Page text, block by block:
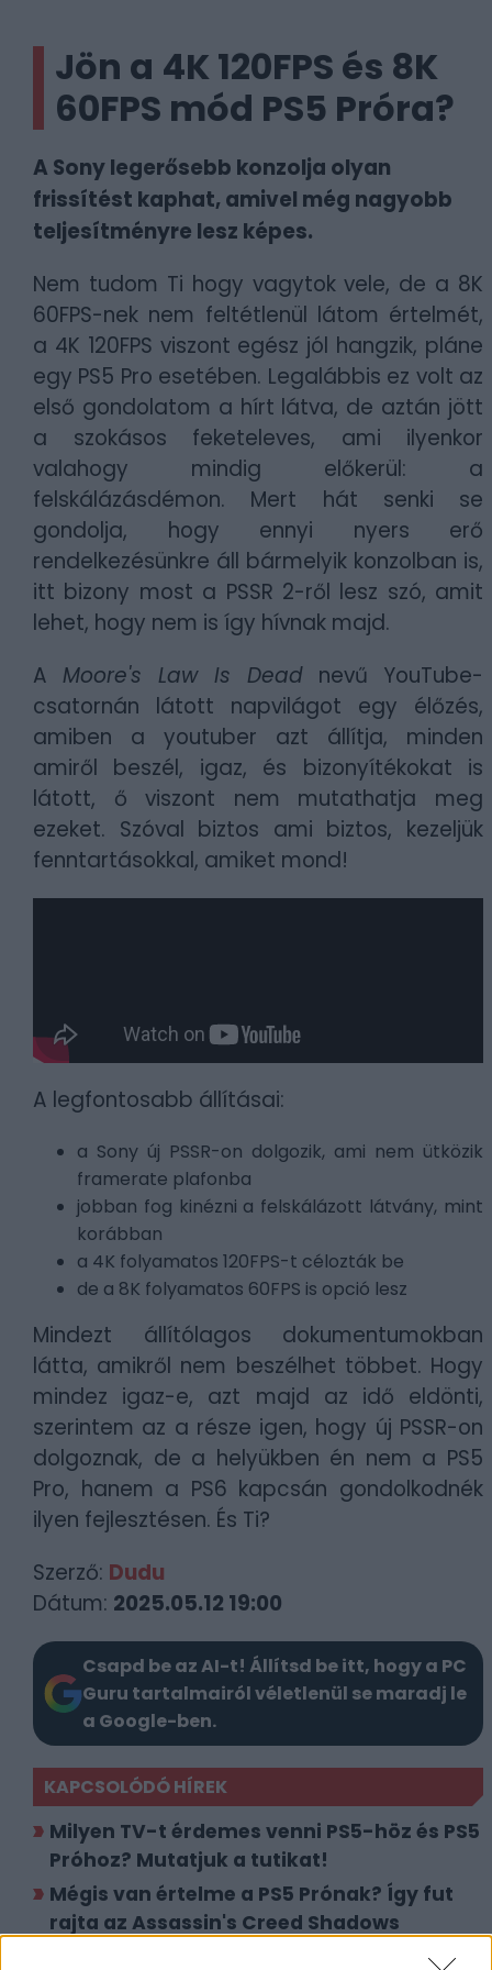
Jön a 4K 120FPS és 8K
60FPS mód PS5 Próra?
A Sony legerősebb konzolja olyan
frissítést kaphat, amivel még nagyobb
teljesítményre lesz képes.
Nem tudom Ti hogy vagytok vele, de a 8K
60FPS-nek nem feltétlenül látom értelmét,
a 4K 120FPS viszont egész jól hangzik, pláne
egy PS5 Pro esetében. Legalábbis ez volt az
első gondolatom a hírt látva, de aztán jött
a szokásos feketeleves, ami ilyenkor
valahogy mindig előkerül: a
felskálázásdémon. Mert hát senki se
gondolja, hogy ennyi nyers erő
rendelkezésünkre áll bármelyik konzolban is,
itt bizony most a PSSR 2-ről lesz szó, amit
lehet, hogy nem is így hívnak majd.
A Moore's Law Is Dead nevű YouTube-
csatornán látott napvilágot egy élőzés,
amiben a youtuber azt állítja, minden
amiről beszél, igaz, és bizonyítékokat is
látott, ő viszont nem mutathatja meg
ezeket. Szóval biztos ami biztos, kezeljük
fenntartásokkal, amiket mond!
A legfontosabb állításai:
a Sony új PSSR-on dolgozik, ami nem ütközik
framerate plafonba
jobban fog kinézni a felskálázott látvány, mint
korábban
a 4K folyamatos 120FPS-t célozták be
de a 8K folyamatos 60FPS is opció lesz
Mindezt állítólagos dokumentumokban
látta, amikről nem beszélhet többet. Hogy
mindez igaz-e, azt majd az idő eldönti,
szerintem az a része igen, hogy új PSSR-on
dolgoznak, de a helyükben én nem a PS5
Pro, hanem a PS6 kapcsán gondolkodnék
ilyen fejlesztésen. És Ti?
Szerző: Dudu
Dátum: 2025.05.12 19:00
Csapd be az AI-t! Állítsd be itt, hogy a PC
Guru tartalmairól véletlenül se maradj le
a Google-ben.
KAPCSOLÓDÓ HÍREK
Milyen TV-t érdemes venni PS5-höz és PS5
Próhoz? Mutatjuk a tutikat!
Mégis van értelme a PS5 Prónak? Így fut
rajta az Assassin's Creed Shadows
Ismert hiba nehezíti meg a PS5 és PS5 Pro